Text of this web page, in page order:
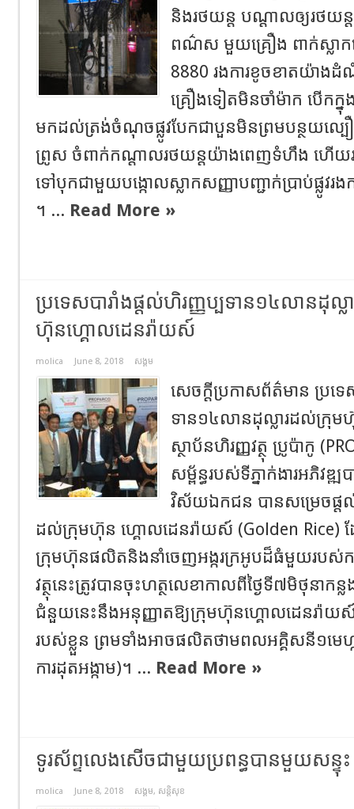
និងរថយន្ត បណ្ដាលឲ្យរថយ
ពណ៌ស មួយគ្រឿង ពាក់ស្លាក
8880 រងការខូចខាតយ៉ា
គ្រឿងទៀតមិនចាំម៉ាក បើក
មកដល់ត្រង់ចំណុចផ្លូវបែកជាបួនមិនព្រមបន្ថយល្ប
ព្រូស ចំពាក់កណ្តាលរថយន្តយ៉ាងពេញទំហឹង ហើយរថ
ទៅបុកជាមួយបង្កោលស្លាកសញ្ញាបញ្ជាក់ប្រាប់ផ្លូវ
។ ... Read More »
ប្រទេសបារាំងផ្តល់ហិរញ្ញប្បទាន១៤លានដុល្
ហ៊ុនហ្គោលដេនរ៉ាយស៍
molica June 8, 2018 សង្គម
សេចក្ដីប្រកាសព័ត៌មាន ប្រទេ
ទាន១៤លានដុល្លារដល់ក្រុ
ស្ថាប័នហិរញ្ញវត្ថុ ប្រូប៉ាកូ
សម្ព័ន្ធរបស់ទីភ្នាក់ងារអភិវឌ្
វិស័យឯកជន បានសម្រេចផ្ត
ដល់ក្រុមហ៊ុន ហ្គោលដេនរ៉ាយស៍ (Golden Rice)
ក្រុមហ៊ុនផលិតនិងនាំចេញអង្ករក្រអូបដ៏ធំមួយរបស់កម្
វត្ថុនេះត្រូវបានចុះហត្ថលេខា​កាល​ពីថ្ងៃទី៧មិថុនាក
ជំនួយនេះនឹងអនុញ្ញាតឱ្យក្រុមហ៊ុនហ្គោលដេនរ៉ាយ
របស់ខ្លួន ព្រមទាំងអាចផលិតថាមពលអគ្គិសនី១មេហ្ក
ការដុតអង្កាម)។​ ... Read More »
ទូរស័ព្ទលេងសើចជាមួយប្រពន្ធបានមួយសន្ទុះ
molica June 8, 2018 សង្គម, សន្តិសុខ